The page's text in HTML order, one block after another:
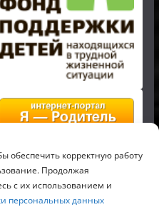
обеспечить корректную работу
Продолжая
с их использованием и
персональных данных